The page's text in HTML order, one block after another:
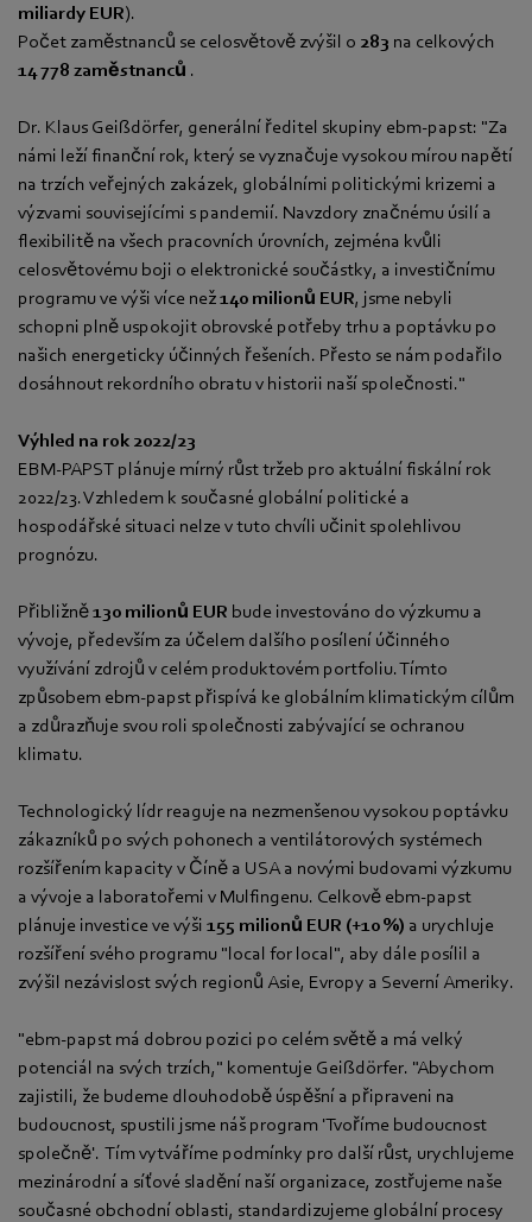
miliardy EUR).
Počet zaměstnanců se celosvětově zvýšil o 283 na celkových
14 778 zaměstnanců .
Dr. Klaus Geißdörfer, generální ředitel skupiny ebm-papst: "Za
námi leží finanční rok, který se vyznačuje vysokou mírou napětí
na trzích veřejných zakázek, globálními politickými krizemi a
výzvami souvisejícími s pandemií. Navzdory značnému úsilí a
flexibilitě na všech pracovních úrovních, zejména kvůli
celosvětovému boji o elektronické součástky, a investičnímu
programu ve výši více než140 milionů EUR, jsme nebyli
schopni plně uspokojit obrovské potřeby trhu a poptávku po
našich energeticky účinných řešeních. Přesto se nám podařilo
dosáhnout rekordního obratu v historii naší společnosti."
Výhled na rok 2022/23
EBM-PAPST plánuje mírný růst tržeb pro aktuální fiskální rok
2022/23. Vzhledem k současné globální politické a
hospodářské situaci nelze v tuto chvíli učinit spolehlivou
prognózu.
Přibližně130 milionů EUR bude investováno do výzkumu a
vývoje, především za účelem dalšího posílení účinného
využívání zdrojů v celém produktovém portfoliu. Tímto
způsobem ebm-papst přispívá ke globálním klimatickým cílům
a zdůrazňuje svou roli společnosti zabývající se ochranou
klimatu.
Technologický lídr reaguje na nezmenšenou vysokou poptávku
zákazníků po svých pohonech a ventilátorových systémech
rozšířením kapacity v Číně a USA a novými budovami výzkumu
a vývoje a laboratořemi v Mulfingenu. Celkově ebm-papst
plánuje investice ve výši 155 milionů EUR (+10 %) a urychluje
rozšíření svého programu "local for local", aby dále posílil a
zvýšil nezávislost svých regionů Asie, Evropy a Severní Ameriky.
"ebm-papst má dobrou pozici po celém světě a má velký
potenciál na svých trzích," komentuje Geißdörfer. "Abychom
zajistili, že budeme dlouhodobě úspěšní a připraveni na
budoucnost, spustili jsme náš program 'Tvoříme budoucnost
společně'. Tím vytváříme podmínky pro další růst, urychlujeme
mezinárodní a síťové sladění naší organizace, zostřujeme naše
současné obchodní oblasti, standardizujeme globální procesy